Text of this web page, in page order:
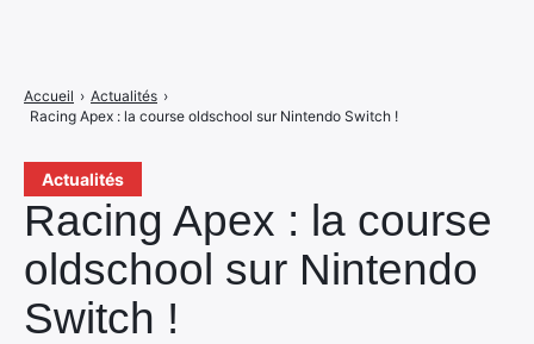
Actualités
Racing Apex : la course
oldschool sur Nintendo
Switch !
Accueil › Actualités ›
Racing Apex : la course oldschool sur Nintendo Switch !